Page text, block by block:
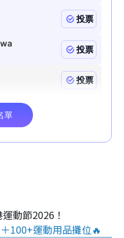
動節2026！
100+運動用品攤位🔥